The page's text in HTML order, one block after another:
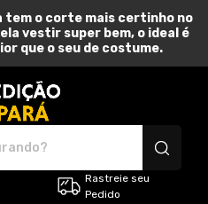
tem o corte mais certinho no
vestir super bem, o ideal é
que o seu de costume.
Expedição Pará -
Rastreie seu
Pedido